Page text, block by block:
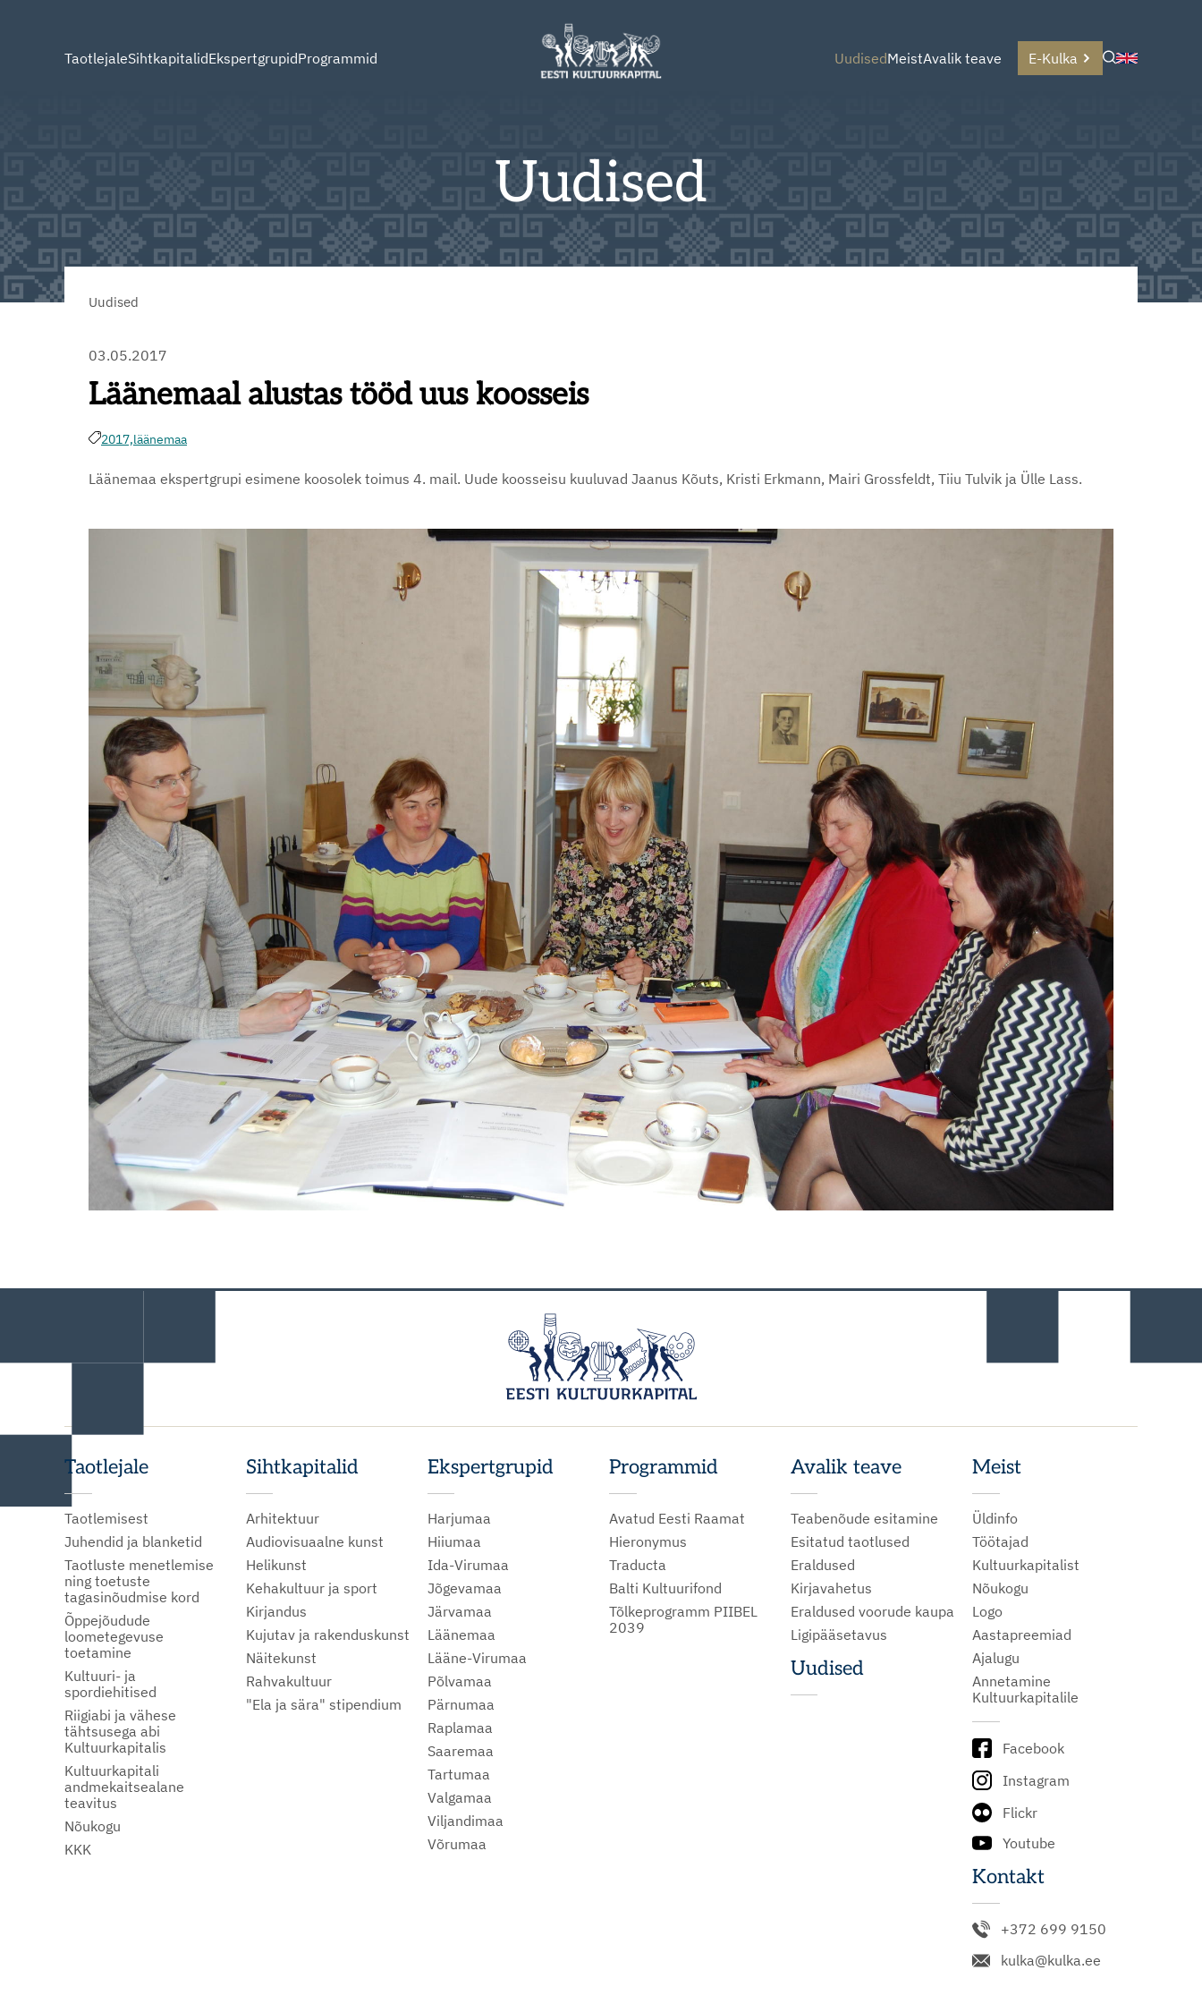
TaotlejaleSihtkapitalidEkspertgrupidProgrammid UudisedMeistAvalik teave E-Kulka
Uudised
Uudised
03.05.2017
Läänemaal alustas tööd uus koosseis
2017,läänemaa
Läänemaa ekspertgrupi esimene koosolek toimus 4. mail. Uude koosseisu kuuluvad Jaanus Kõuts, Kristi Erkmann, Mairi Grossfeldt, Tiiu Tulvik ja Ülle Lass.
Taotlejale
Taotlemisest
Juhendid ja blanketid
Taotluste menetlemise
ning toetuste
tagasinõudmise kord
Õppejõudude
loometegevuse
toetamine
Kultuuri- ja
spordiehitised
Riigiabi ja vähese
tähtsusega abi
Kultuurkapitalis
Kultuurkapitali
andmekaitsealane
teavitus
Nõukogu
KKK
Sihtkapitalid
Arhitektuur
Audiovisuaalne kunst
Helikunst
Kehakultuur ja sport
Kirjandus
Kujutav ja rakenduskunst
Näitekunst
Rahvakultuur
"Ela ja sära" stipendium
Ekspertgrupid
Harjumaa
Hiiumaa
Ida-Virumaa
Jõgevamaa
Järvamaa
Läänemaa
Lääne-Virumaa
Põlvamaa
Pärnumaa
Raplamaa
Saaremaa
Tartumaa
Valgamaa
Viljandimaa
Võrumaa
Programmid
Avatud Eesti Raamat
Hieronymus
Traducta
Balti Kultuurifond
Tõlkeprogramm PIIBEL
2039
Avalik teave
Teabenõude esitamine
Esitatud taotlused
Eraldused
Kirjavahetus
Eraldused voorude kaupa
Ligipääsetavus
Uudised
Meist
Üldinfo
Töötajad
Kultuurkapitalist
Nõukogu
Logo
Aastapreemiad
Ajalugu
Annetamine
Kultuurkapitalile
Facebook
Instagram
Flickr
Youtube
Kontakt
+372 699 9150
kulka@kulka.ee